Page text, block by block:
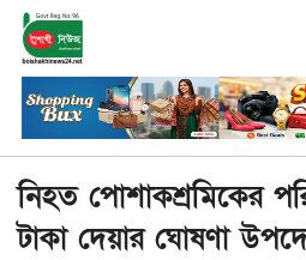
শিরোনাম
মহল আবার দেশকে অস্থির করে
নিহত পোশাকশ্রমিকের
টাকা দেয়ার ঘোষণা